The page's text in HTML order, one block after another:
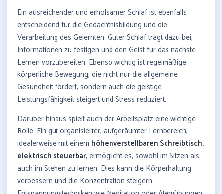
Ein ausreichender und erholsamer Schlaf ist ebenfalls
entscheidend für die Gedächtnisbildung und die
Verarbeitung des Gelernten. Guter Schlaf trägt dazu bei,
Informationen zu festigen und den Geist für das nächste
Lernen vorzubereiten. Ebenso wichtig ist regelmäßige
körperliche Bewegung, die nicht nur die allgemeine
Gesundheit fördert, sondern auch die geistige
Leistungsfähigkeit steigert und Stress reduziert.
Darüber hinaus spielt auch der Arbeitsplatz eine wichtige
Rolle. Ein gut organisierter, aufgeräumter Lernbereich,
idealerweise mit einem höhenverstellbaren Schreibtisch,
elektrisch steuerbar, ermöglicht es, sowohl im Sitzen als
auch im Stehen zu lernen. Dies kann die Körperhaltung
verbessern und die Konzentration steigern.